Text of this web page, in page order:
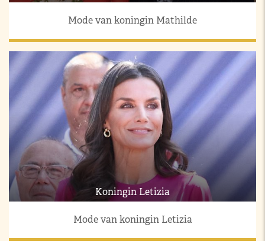
Mode van koningin Mathilde
Koningin Letizia
Mode van koningin Letizia